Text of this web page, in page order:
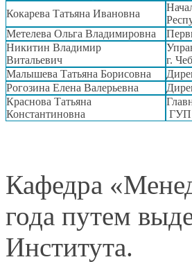
Кокарева Татьяна Ивановна
Метелева Ольга Владимировна
Никитин Владимир
Витальевич
г.
Малышева Татьяна Борисовна
Рогозина Елена Валерьевна
Краснова Татьяна
Константиновна
ГУП
Кафедра
года путем
Института.